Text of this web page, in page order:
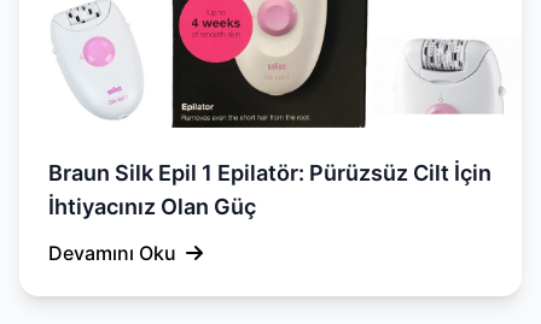
Braun Silk Epil 1 Epilatör: Pürüzsüz Cilt İçin
İhtiyacınız Olan Güç
Devamını Oku